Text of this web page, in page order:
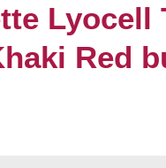
Lyocell
Red